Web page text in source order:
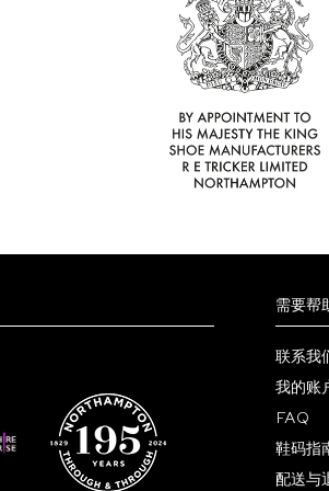
需要帮
联系我们
我的账
FAQ
鞋码指
配送与